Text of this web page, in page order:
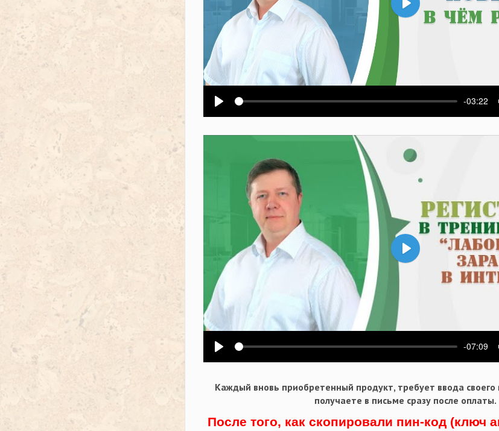
Воспроизвести
-03:22
Воспроизвести
Воспроизвести
-07:09
Воспроизвести
Каждый вновь приобретенный продукт, требует ввода своего
получаете в письме сразу после оплаты.
После того, как скопировали пин-код (ключ